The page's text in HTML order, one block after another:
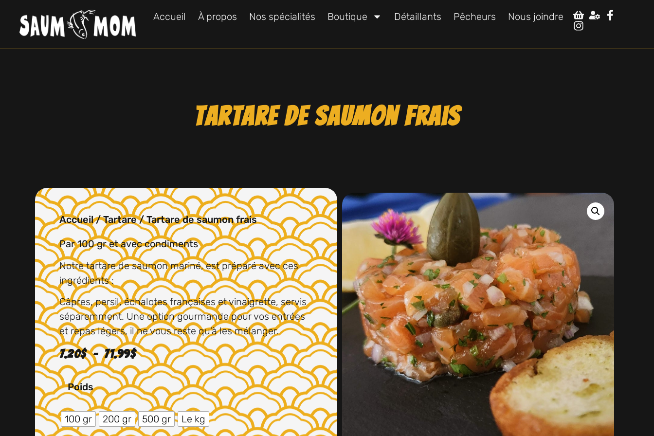
Accueil À propos Nos spécialités Boutique Détaillants Pêcheurs Nous joindre
Tartare de saumon frais
Accueil/Tartare/ Tartare de saumon frais
Par 100 gr et avec condiments
Notre tartare de saumon mariné, est préparé avec ces
ingrédients :
Câpres, persil, échalotes françaises et vinaigrette, servis
séparemment. Une option gourmande pour vos entrées
et repas légers, il ne vous reste qu’à les mélanger.
7.20$ – 71.99$
Poids
100 gr 200 gr 500 gr Le kg